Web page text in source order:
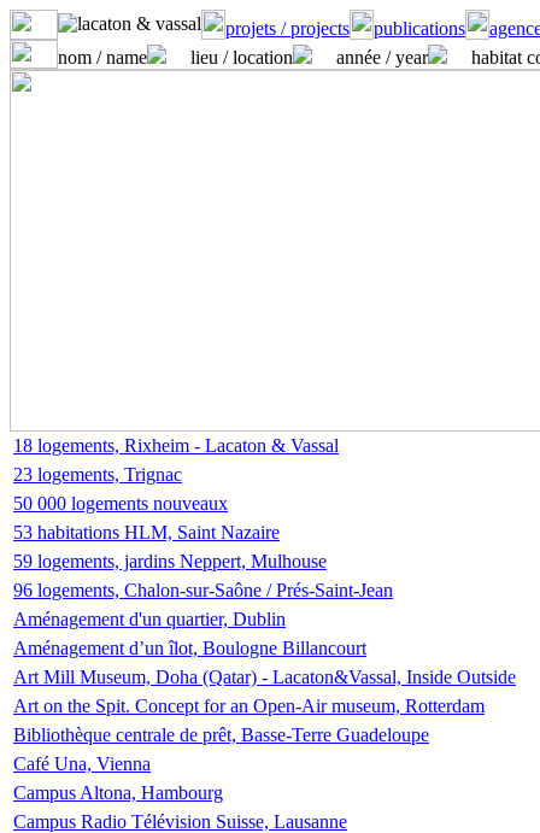
projets / projects publications
nom / name
lieu / location année / year habitat
18 logements, Rixheim - Lacaton & Vassal
23 logements, Trignac
50 000 logements nouveaux
53 habitations HLM, Saint Nazaire
59 logements, jardins Neppert, Mulhouse
96 logements, Chalon-sur-Saône / Prés-Saint-Jean
Aménagement d'un quartier, Dublin
Aménagement d’un îlot, Boulogne Billancourt
Art Mill Museum, Doha (Qatar) - Lacaton&Vassal, Inside Outside
Art on the Spit. Concept for an Open-Air museum, Rotterdam
Bibliothèque centrale de prêt, Basse-Terre Guadeloupe
Café Una, Vienna
Campus Altona, Hambourg
Campus Radio Télévision Suisse, Lausanne